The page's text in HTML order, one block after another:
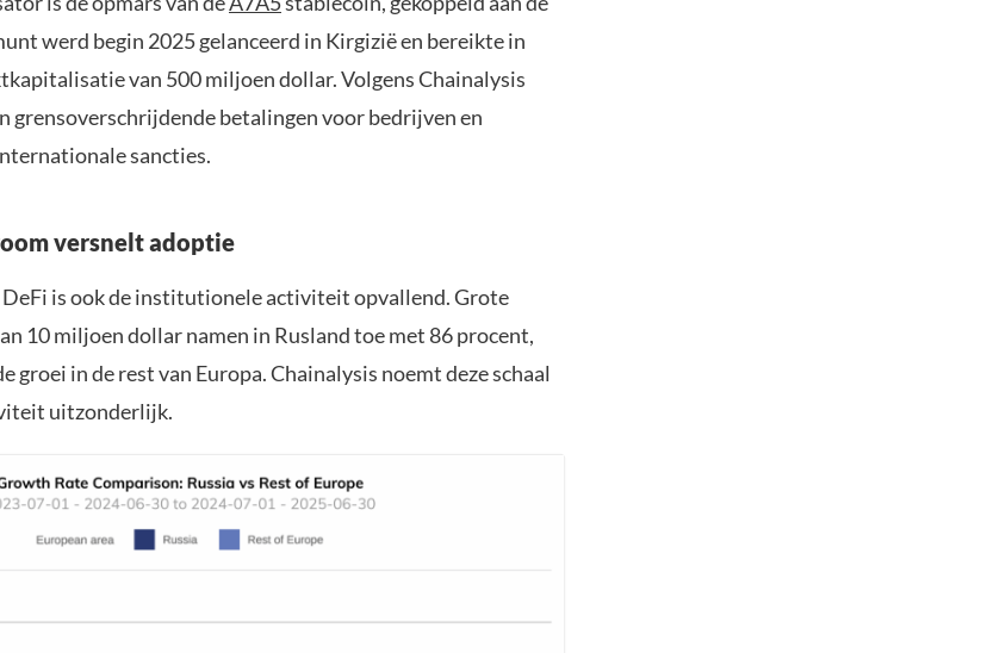
werd begin 2025 gelanceerd in Kirgizië en bereikte in
van 500 miljoen dollar. Volgens Chainalysis
grensoverschrijdende betalingen voor bedrijven en
sancties.
versnelt adoptie
is ook de institutionele activiteit opvallend. Grote
10 miljoen dollar namen in Rusland toe met 86 procent,
groei in de rest van Europa. Chainalysis noemt deze schaal
uitzonderlijk.